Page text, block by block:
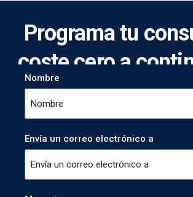
Programa tu
coste cero a
Nombre
Envía un correo electrónico a